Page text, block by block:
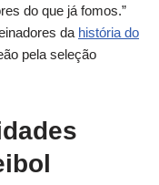
do que já fomos.”
da história do
pela seleção